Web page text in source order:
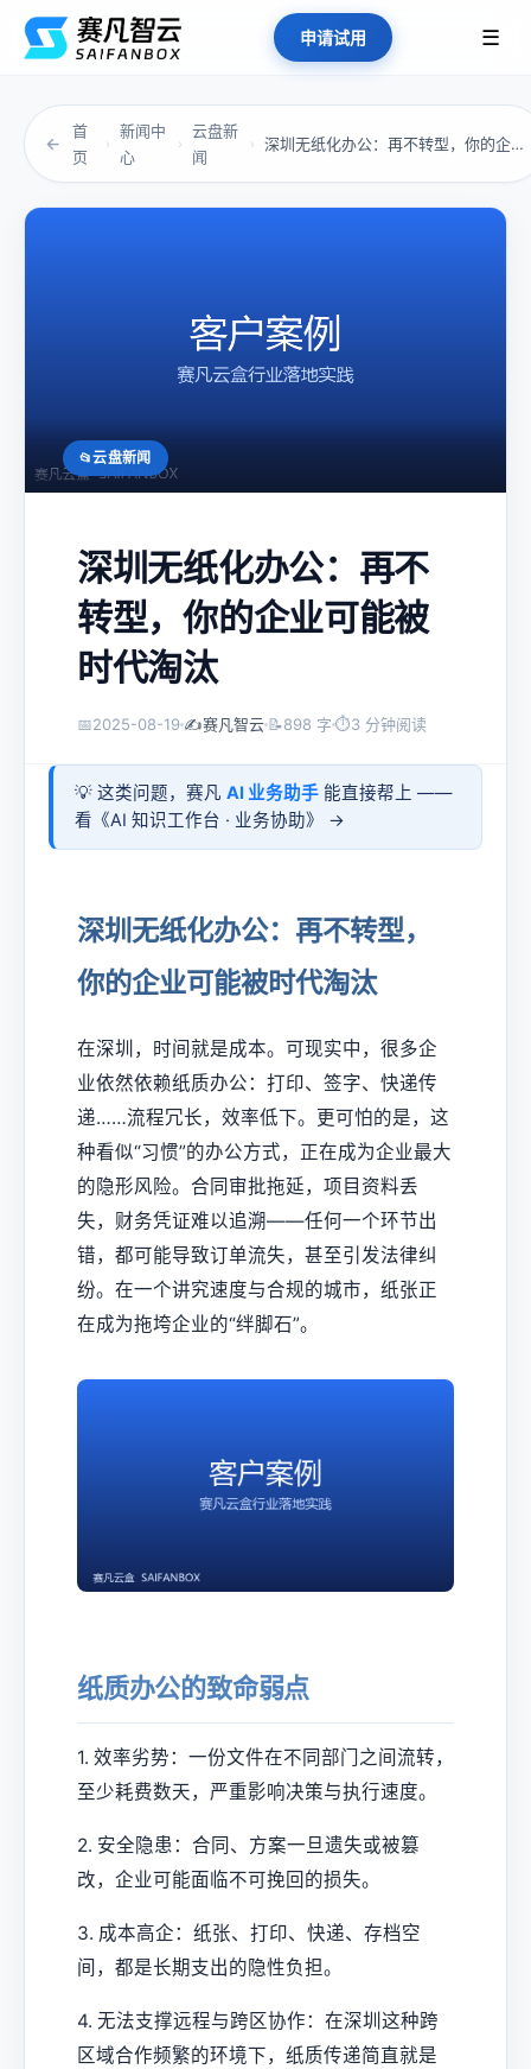
申请试用 ☰
←
首
页
›
新闻中
心
›
云盘新
闻
› 深圳无纸化办公：再不转型，你的企业可能被时代...
云盘新闻
深圳无纸化办公：再不
转型，你的企业可能被
时代淘汰
📅2025-08-19 ✍️赛凡智云 📝898 字 ⏱3 分钟阅读
💡 这类问题，赛凡 AI 业务助手 能直接帮上 ——
看《AI 知识工作台 · 业务协助》 →
深圳无纸化办公：再不转型，
你的企业可能被时代淘汰
在深圳，时间就是成本。可现实中，很多企
业依然依赖纸质办公：打印、签字、快递传
递……流程冗长，效率低下。更可怕的是，这
种看似“习惯”的办公方式，正在成为企业最大
的隐形风险。合同审批拖延，项目资料丢
失，财务凭证难以追溯——任何一个环节出
错，都可能导致订单流失，甚至引发法律纠
纷。在一个讲究速度与合规的城市，纸张正
在成为拖垮企业的“绊脚石”。
纸质办公的致命弱点
1. 效率劣势：一份文件在不同部门之间流转，
至少耗费数天，严重影响决策与执行速度。
2. 安全隐患：合同、方案一旦遗失或被篡
改，企业可能面临不可挽回的损失。
3. 成本高企：纸张、打印、快递、存档空
间，都是长期支出的隐性负担。
4. 无法支撑远程与跨区协作：在深圳这种跨
区域合作频繁的环境下，纸质传递简直就是